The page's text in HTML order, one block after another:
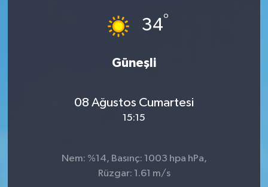
34°
Güneşli
08 Ağustos Cumartesi
15:15
Nem: %14, Basınç: 1003 hpa hPa,
Rüzgar: 1.61 m/s